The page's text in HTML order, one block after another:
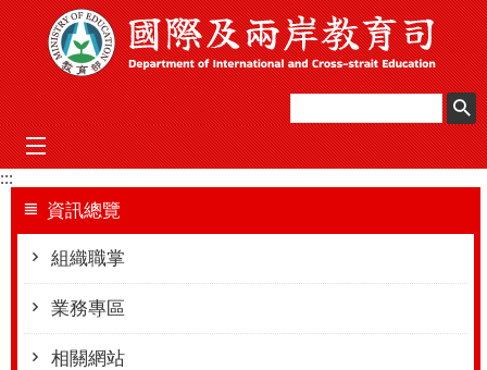
跳到主要內容區塊
mobile_menu
:::
資訊總覽
組織職掌
業務專區
相關網站